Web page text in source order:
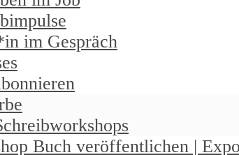
im Gespräch
Buch veröffentlichen |